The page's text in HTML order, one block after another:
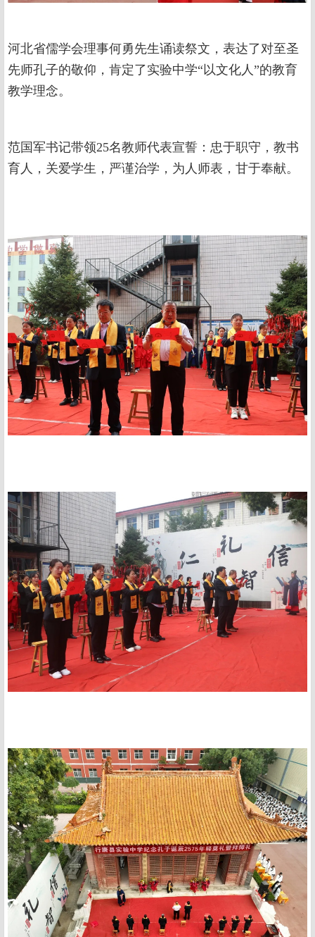
河北省儒学会理事何勇先生诵读祭文，表达了对至圣
先师孔子的敬仰，肯定了实验中学“以文化人”的教育
教学理念。
范国军书记带领25名教师代表宣誓：忠于职守，教书
育人，关爱学生，严谨治学，为人师表，甘于奉献。